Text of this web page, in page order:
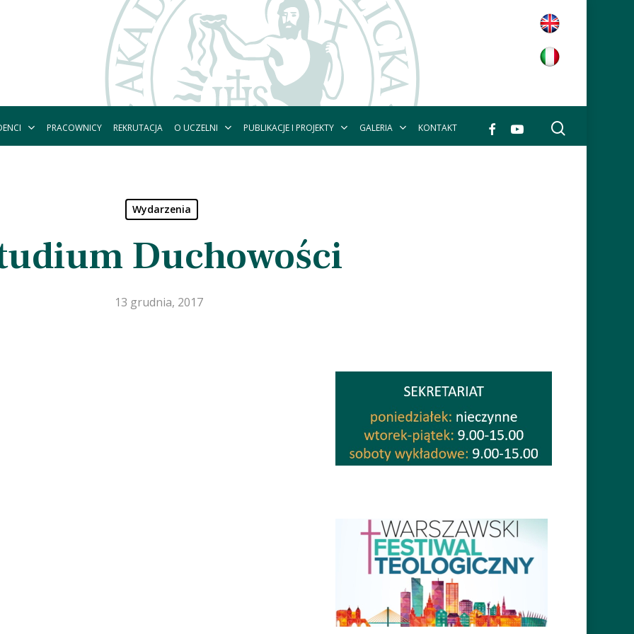
PRACOWNICY REKRUTACJA O UCZELNI PUBLIKACJE I PROJEKTY GALERIA KONTAKT facebookyoutube
Wydarzenia
Duchowości
13 grudnia, 2017